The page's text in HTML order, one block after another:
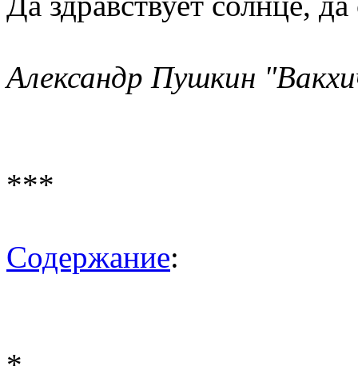
Александр Пушкин
***
Содержание:
*